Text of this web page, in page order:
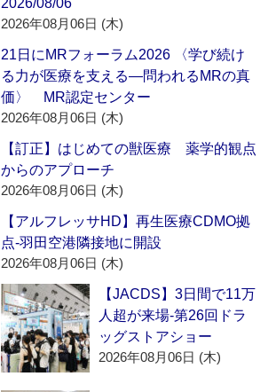
2026/08/06
2026年08月06日 (木)
21日にMRフォーラム2026 〈学び続け
る力が医療を支える―問われるMRの真
価〉 MR認定センター
2026年08月06日 (木)
【訂正】はじめての獣医療 薬学的観点
からのアプローチ
2026年08月06日 (木)
【アルフレッサHD】再生医療CDMO拠
点‐羽田空港隣接地に開設
2026年08月06日 (木)
【JACDS】3日間で11万
人超が来場‐第26回ドラ
ッグストアショー
2026年08月06日 (木)